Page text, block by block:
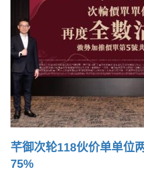
芊御次轮118伙价单单
75%